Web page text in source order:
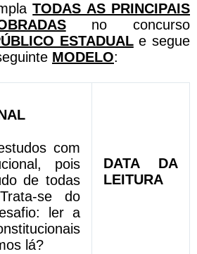
TODAS AS PRINCIPAIS
no concurso
ESTADUALe segue
MODELO:
com
pois
de todas
se do
ler a
lá?
DATA DA
LEITURA